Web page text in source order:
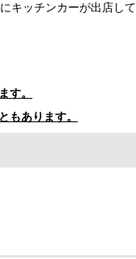
キッチンカーが出店して
す。
もあります。